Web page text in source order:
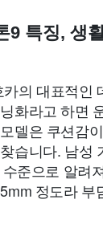
9 특징, 생
의 대표적인
화라고 하면
델은 쿠션감
습니다. 남성
준으로 알려
정도라 부